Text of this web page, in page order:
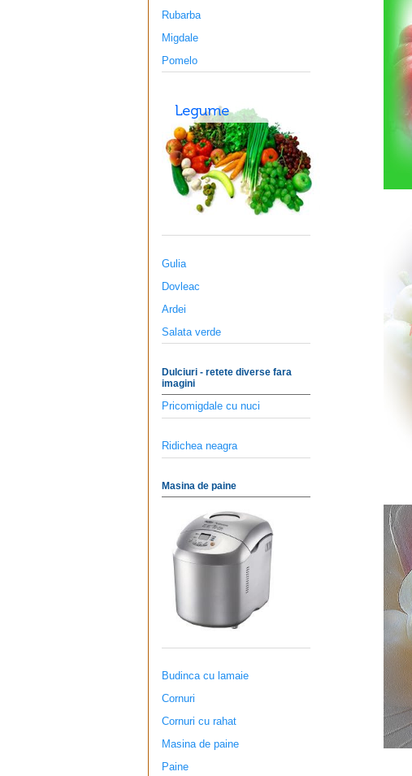
Rubarba
Migdale
Pomelo
Gulia
Dovleac
Ardei
Salata verde
Dulciuri - retete diverse fara
imagini
Pricomigdale cu nuci
Ridichea neagra
Masina de paine
Budinca cu lamaie
Cornuri
Cornuri cu rahat
Masina de paine
Paine